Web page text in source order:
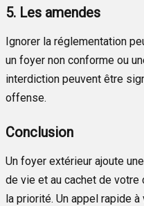
5. Les amendes
Ignorer la réglementation
un foyer non conforme ou
interdiction peuvent être
offense.
Conclusion
Un foyer extérieur ajoute
de vie et au cachet de
la priorité. Un appel rapide